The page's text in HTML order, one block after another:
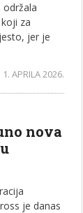
održala
za
jer je
1. APRILA 2026.
nova
je danas